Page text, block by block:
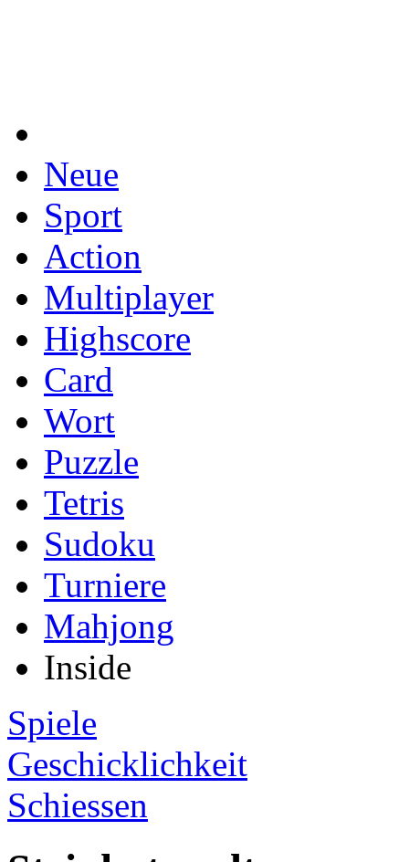
Neue
Sport
Action
Multiplayer
Highscore
Card
Wort
Puzzle
Tetris
Sudoku
Turniere
Mahjong
Inside
Spiele
Geschicklichkeit
Schiessen